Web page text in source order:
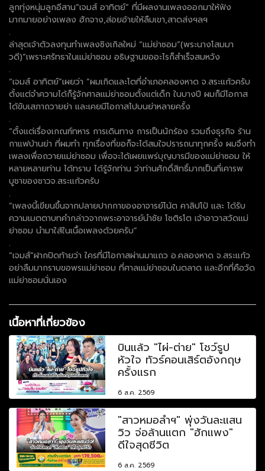
ลูกทุ่งหนุ่มลูกอีสาน”เจมส์ อาทิตย์” ที่มีผลงานเพลงออกมาให้ฟัง
มากมายอย่างเพลง ฮักจาง,ส่อยอ้ายให้ลืมเขา,สาดส่งฯลฯ
.
ล่าสุดเจ้าตัวลงทุนทำเพลงซิงเกิลใหม่ “แม่ย่าซอม”(พระนางโสมมา
วดี)”เพราะศรัทธาในแม่ย่าซอม อธิษฐานขออะไรก็สำเร็จสมหวัง
.
“เจมส์ อาทิตย์”เผยว่า “ผมเกิดและโตที่อำเภอคลองหาด จ.สระแก้วครับ
ตั้งแต่จำความได้ก็รู้จักศาลแม่ย่าซอมตั้งเเต่เด็ก ในบางปี ผมก็มีโอกาส
ได้ขับเสภาถวายย่า และเคยมีโอกาสไปบนย่าหลายครั้ง
.
“ตั้งเเต่เรื่องเกณฑ์ทหาร การเดินทาง การเป็นนักร้อง รวมถึงธุรกิจ ร้าน
กาแฟบ้านย่า ที่ผมทำ ทุกเรื่องที่ขอก็จะได้สมใจปรารถนาทุกครั้ง ผมจึงทำ
เพลงเพื่อถวายแม่ย่าซอม เพื่อจะได้เผยแพร่บุญบารมีของแม่ย่าซอม ให้
หลายหลายท่าน ได้ทราบ ได้รู้จักท่าน ว่าท่านศักดิ์สิทธิ์มากเป็นที่เคารพ
บูชาของชาวจ.สระแก้วครับ
.
“เพลงนี้เขียนขึ้นจากปลายปากกาของอาจารย์โน้ต คาลิปโป้ และ ได้รับ
ความเมตตาบทคำกล่าวจากพระอาจารย์นำชัย โชติรโต เจ้าอาวาสวัดแม่
ย่าซอม นำมาใส้ในเนื้อเพลงด้วยครับ”
.
“เจมส์”ฝากปิดท้ายว่า ใครที่มีโอกาสผ่านมาแถว อ.คลองหาด จ.สระแก้ว
อย่าลืมมากราบขอพรแม่ย่าซอม ที่ศาลแม่ย่าซอมในตลาด และอีกที่คือวัด
แม่ย่าซอมนั่นเอง
เนื้อหาที่เกี่ยวข้อง
บินแล้ว "ไผ่-ต่าย" โชว์รูป
หัวใจ ทัวร์คอนเสิร์ตอังกฤษ
ครั้งแรก
6 ส.ค. 2569
"สาวหมอลำฯ" พุ่งวันละแสน
วิว จ่อล้านแตก "ฮักแพง"
ดีใจสุดชีวิต
6 ส.ค. 2569